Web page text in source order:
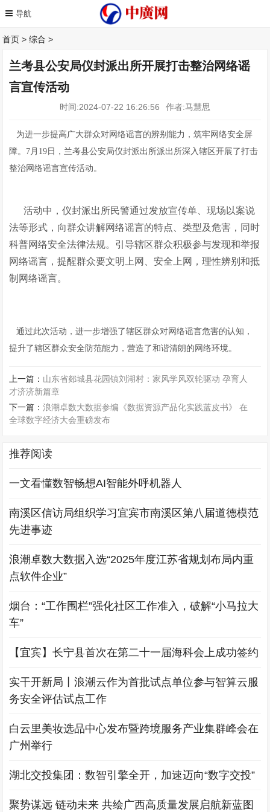
首页 >综合 >
兰考县公安局仪封派出所开展打击整治网络谣
言宣传活动
时间:2024-07-22 16:26:56 作者:马慧思
为进一步提高广大群众对网络谣言的辨别能力，筑牢网络安全屏
障。7月19日，兰考县公安局仪封派出所派出所深入辖区开展了打击
整治网络谣言宣传活动。
活动中，仪封派出所民警通过发放宣传单、现场以案说
法等形式，向群众讲解网络谣言的特点、类型及危害，同时
科普网络安全法律法规。引导辖区群众积极参与发现和举报
网络谣言，提醒群众要文明上网、安全上网，理性辨别和抵
制网络谣言。
通过此次活动，进一步增强了辖区群众对网络谣言危害的认知，
提升了辖区群众安全防范能力，营造了和谐清朗的网络环境。
上一篇： 山东省郯城县花园镇刘湖村：家风学风双轮驱动 孕育人
才济济新篇章
下一篇：浪潮卓数大数据参编《数据资源产品化实践蓝皮书》 在
全球数字经济大会重磅发布
推荐阅读
一文看懂数智畅想AI智能外呼机器人
南溪区信访局组织学习宜宾市南溪区第八届道德模范
先进事迹
浪潮卓数大数据入选“2025年度江苏省规划布局内重
点软件企业”
烟台：“工作围栏”强化社区工作准入，破解“小马拉大
车”
【宜宾】长宁县首次在第二十一届海科会上成功签约
实干开新局丨浪潮云作为首批试点单位参与智算云服
务安全评估试点工作
白云里美妆选品中心发布暨跨境服务产业集群峰会在
广州举行
湖北交投集团：数智引擎全开，加速迈向“数字交投”
聚势谋远 链动未来 共绘广西高质量发展启航新蓝图